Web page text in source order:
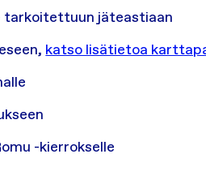
tarkoitettuun jäteastiaan
katso lisätietoa
-kierrokselle